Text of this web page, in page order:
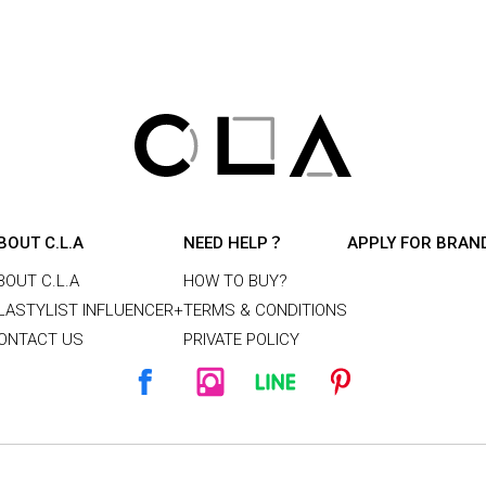
C.L.A
C.L.A
INFLUENCER+
US
NEED HELP？
HOW TO BUY?
TERMS & CONDITIONS
PRIVATE POLICY
APPLY FOR